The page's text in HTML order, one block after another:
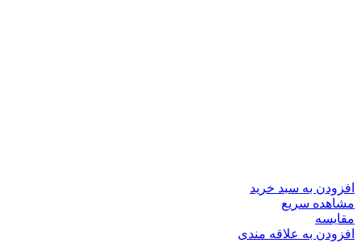
افزودن به سبد خرید
مشاهده سریع
مقایسه
افزودن به علاقه مندی